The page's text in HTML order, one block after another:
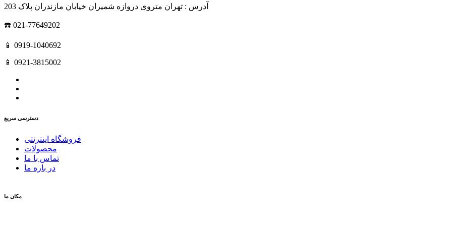
آدرس : تهران متروی دروازه شمیران خیابان مازندران پلاک 203
☎️ 021-77649202
📱 0919-1040692
📱 0921-3815002
دسترسی سریع
فروشگاه اینترنتی
محصولات
تماس با ما
در باره ما
مکان ما